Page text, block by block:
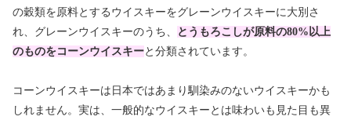
の穀類を原料とするウイスキーをグレーンウイスキーに大別さ
れ、グレーンウイスキーのうち、
とうもろこしが原料の80%以上
のものをコーンウイスキーと分類されています。
コーンウイスキーは日本ではあまり馴染みのないウイスキーかも
しれません。実は、一般的なウイスキーとは味わいも見た目も異